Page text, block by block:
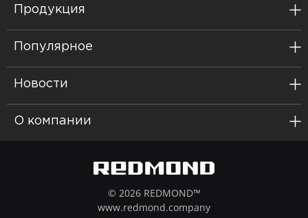
Продукция
Популярное
Новости
О компании
© 2026 REDMOND™
www.redmond.company